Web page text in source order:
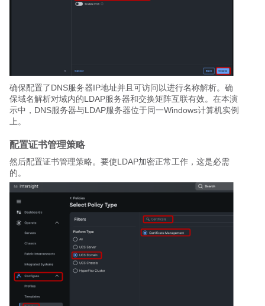
确保配置了DNS服务器IP地址并且可访问以进行名称解析。确
保域名解析对域内的LDAP服务器和交换矩阵互联有效。在本演
示中，DNS服务器与LDAP服务器位于同一Windows计算机实例
上。
配置证书管理策略
然后配置证书管理策略。要使LDAP加密正常工作，这是必需
的。